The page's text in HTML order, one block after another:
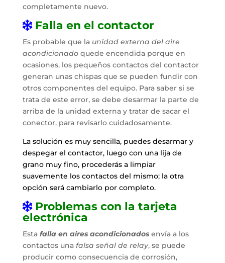
completamente nuevo.
Falla en el contactor
Es probable que la unidad externa del aire
acondicionadoquede encendida porque en
ocasiones, los pequeños contactos del contactor
generan unas chispas que se pueden fundir con
otros componentes del equipo. Para saber si se
trata de este error, se debe desarmar la parte de
arriba de la unidad externa y tratar de sacar el
conector, para revisarlo cuidadosamente.
La solución es muy sencilla, puedes desarmar y
despegar el contactor, luego con una lija de
grano muy fino, procederás a limpiar
suavemente los contactos del mismo; la otra
opción será cambiarlo por completo.
Problemas con la tarjeta
electrónica
Esta falla en aires acondicionadosenvía a los
contactos una falsa señal de relay, se puede
producir como consecuencia de corrosión,